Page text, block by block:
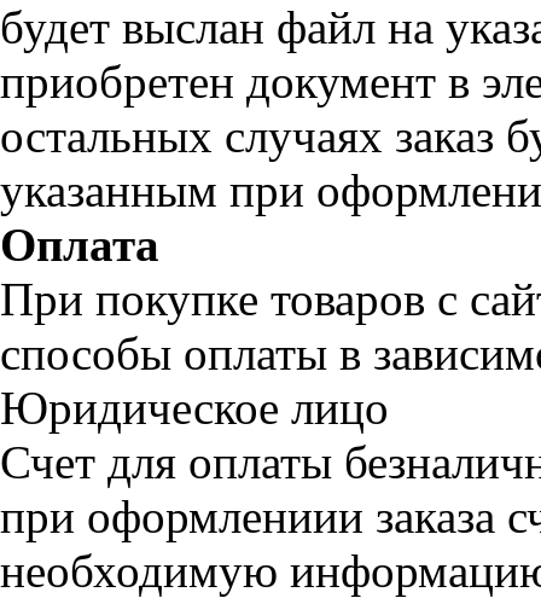
будет выслан файл на
приобретен документ в
остальных случаях заказ
указанным при
Оплата
При покупке товаров с
способы оплаты в
Юридическое лицо
Счет для оплаты
при оформлениии заказа
необходимую